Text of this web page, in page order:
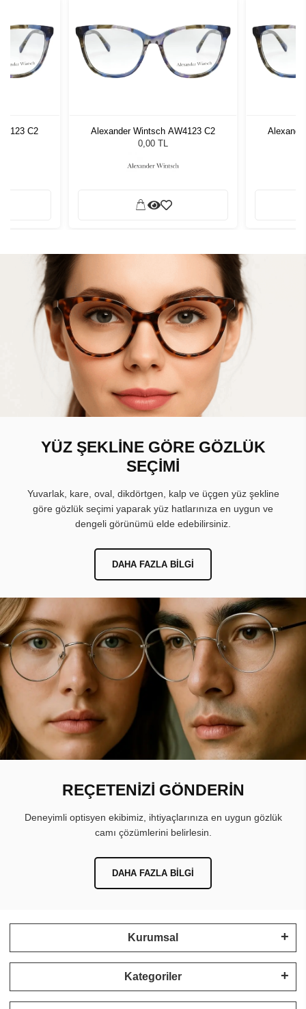
C2
Alexander Wintsch AW4123 C2
0,00 TL
YÜZ ŞEKLİNE GÖRE GÖZLÜK
SEÇİMİ
Yuvarlak, kare, oval, dikdörtgen, kalp ve üçgen yüz şekline
göre gözlük seçimi yaparak yüz hatlarınıza en uygun ve
dengeli görünümü elde edebilirsiniz.
DAHA FAZLA BILGI
REÇETENİZİ GÖNDERİN
Deneyimli optisyen ekibimiz, ihtiyaçlarınıza en uygun gözlük
camı çözümlerini belirlesin.
DAHA FAZLA BILGI
Kurumsal
Kategoriler